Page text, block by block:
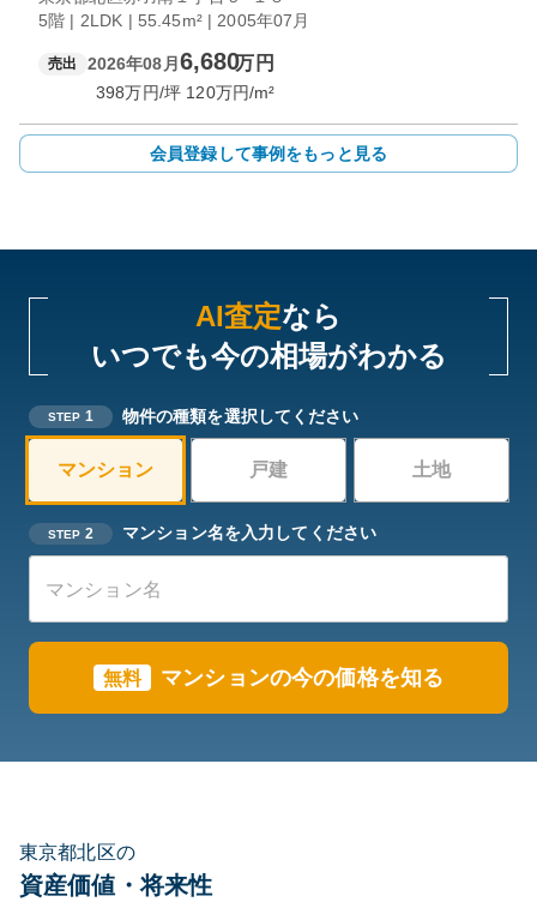
5階 | 2LDK | 55.45m² | 2005年07月
売出 2026年08月 6,680万円
398万円/坪 120万円/m²
会員登録して事例をもっと見る
AI査定なら
いつでも今の相場がわかる
STEP 1 物件の種類を選択してください
マンション 戸建 土地
STEP 2 マンション名を入力してください
無料 マンションの今の価格を知る
東京都北区の
資産価値・将来性